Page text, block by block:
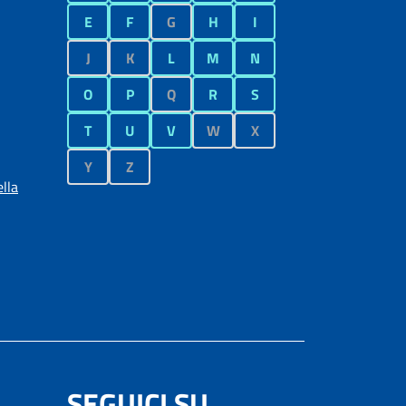
E
F G H
I
J
K L M
N
O
P Q R
S
T
U V W
X
Y
Z